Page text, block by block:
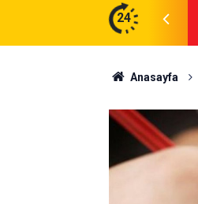
24
Ödenek modülü açılmadı, Okul
Anasayfa